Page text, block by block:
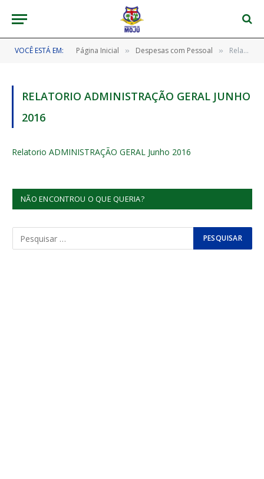
VOCÊ ESTÁ EM: Página Inicial » Despesas com Pessoal » Relatorio ADMINISTRAÇÃO GERAL Junho 2016
RELATORIO ADMINISTRAÇÃO GERAL JUNHO
2016
Relatorio ADMINISTRAÇÃO GERAL Junho 2016
NÃO ENCONTROU O QUE QUERIA?